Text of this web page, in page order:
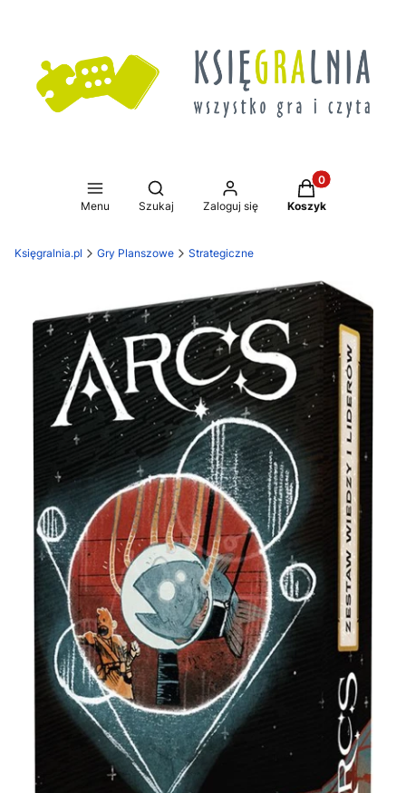
Menu
Otwórz wyszukiwarkę
Szukaj Zaloguj się
Produkty w
Koszyk
Księgralnia.pl Gry Planszowe Strategiczne